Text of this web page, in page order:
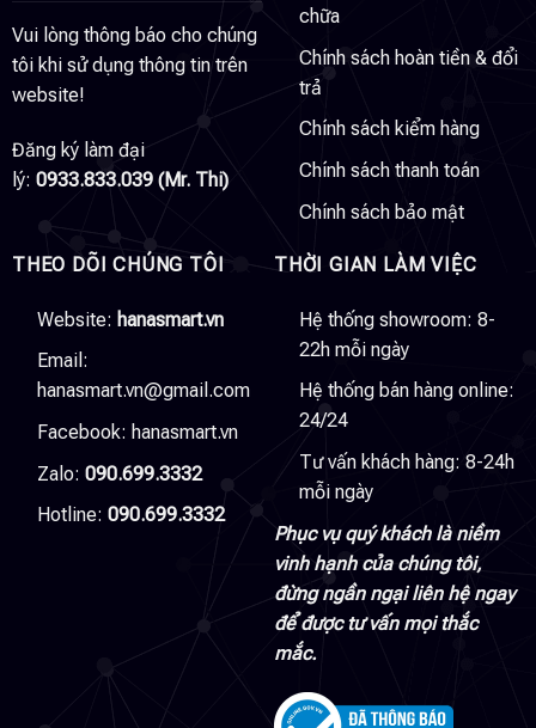
Vui lòng thông báo cho chúng
tôi khi sử dụng thông tin trên
website!
Đăng ký làm đại
lý: 0933.833.039 (Mr. Thi)
chữa
Chính sách hoàn tiền & đổi
trả
Chính sách kiểm hàng
Chính sách thanh toán
Chính sách bảo mật
THEO DÕI CHÚNG TÔI
Website: hanasmart.vn
Email:
hanasmart.vn@gmail.com
Facebook: hanasmart.vn
Zalo: 090.699.3332
Hotline: 090.699.3332
THỜI GIAN LÀM VIỆC
Hệ thống showroom: 8-
22h mỗi ngày
Hệ thống bán hàng online:
24/24
Tư vấn khách hàng: 8-24h
mỗi ngày
Phục vụ quý khách là niềm
vinh hạnh của chúng tôi,
đừng ngần ngại liên hệ ngay
để được tư vấn mọi thắc
mắc.